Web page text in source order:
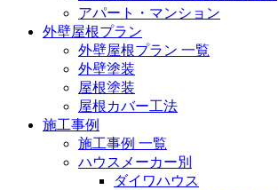
アパート・マンション
外壁屋根プラン
外壁屋根プラン 一覧
外壁塗装
屋根塗装
屋根カバー工法
施工事例
施工事例 一覧
ハウスメーカー別
ダイワハウス